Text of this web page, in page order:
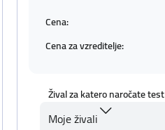
Cena:
Cena za vzreditelje:
Žival za katero naročate test
Moje živali